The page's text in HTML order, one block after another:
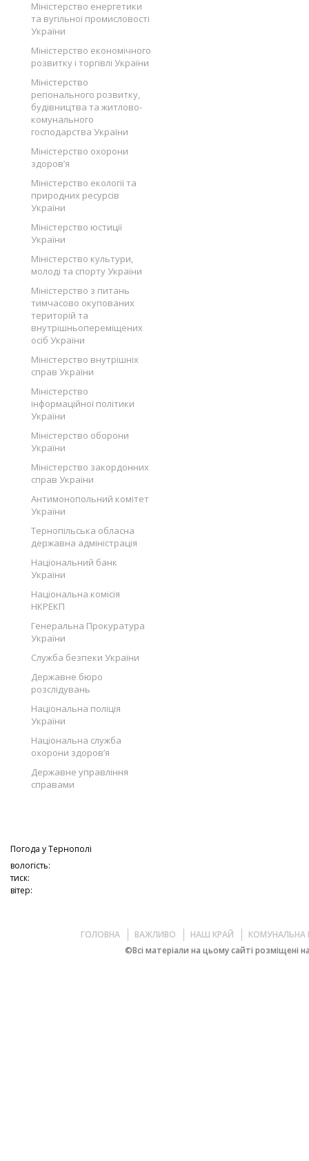
Міністерство енергетики
та вугільної промисловості
України
Міністерство економічного
розвитку і торгівлі України
Міністерство
регіонального розвитку,
будівництва та житлово-
комунального
господарства України
Міністерство охорони
здоров’я
Міністерство екології та
природних ресурсів
України
Міністерство юстиції
України
Міністерство культури,
молоді та спорту України
Міністерство з питань
тимчасово окупованих
територій та
внутрішньопереміщених
осіб України
Міністерство внутрішніх
справ України
Міністерство
інформаційної політики
України
Міністерство оборони
України
Міністерство закордонних
справ України
Антимонопольний комітет
України
Тернопільська обласна
державна адміністрація
Національний банк
України
Національна комісія
НКРЕКП
Генеральна Прокуратура
України
Служба безпеки України
Державне бюро
розслідувань
Національна поліція
України
Національна служба
охорони здоров’я
Державне управління
справами
Погода уТернополі
вологість:
тиск:
вітер:
ГОЛОВНА ВАЖЛИВО НАШ КРАЙ
КОМУНАЛЬНА
©Всі матеріали на цьому сайті розміщені